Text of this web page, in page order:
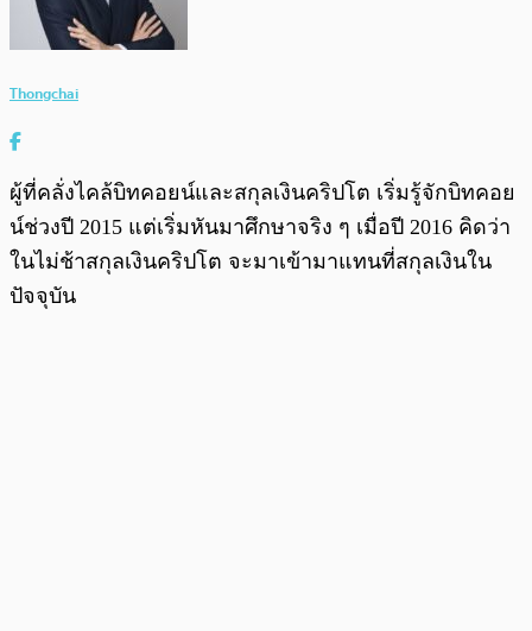
Thongchai
ผู้ที่คลั่งไคล้บิทคอยน์และสกุลเงินคริปโต เริ่มรู้จักบิทคอย
น์ช่วงปี 2015 แต่เริ่มหันมาศึกษาจริง ๆ เมื่อปี 2016 คิดว่า
ในไม่ช้าสกุลเงินคริปโต จะมาเข้ามาแทนที่สกุลเงินใน
ปัจจุบัน